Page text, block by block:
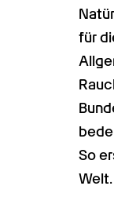
für
So
Welt.